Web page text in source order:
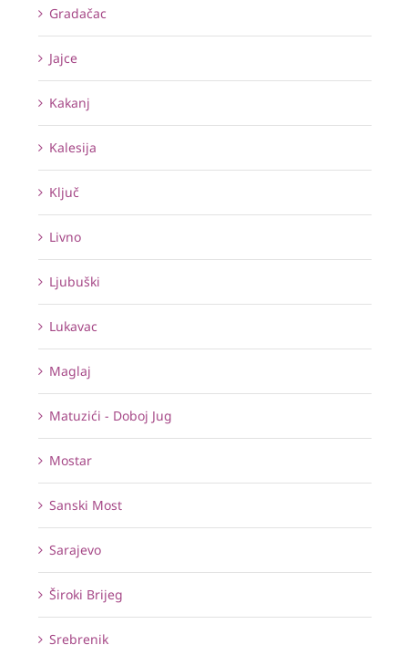
Gradačac
Jajce
Kakanj
Kalesija
Ključ
Livno
Ljubuški
Lukavac
Maglaj
Matuzići - Doboj Jug
Mostar
Sanski Most
Sarajevo
Široki Brijeg
Srebrenik